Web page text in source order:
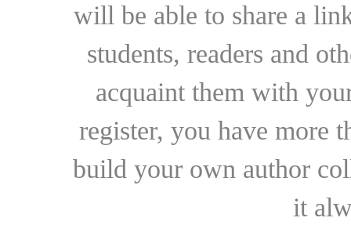
will be able to share a
students, readers and
acquaint them with
register, you have more
build your own author
it